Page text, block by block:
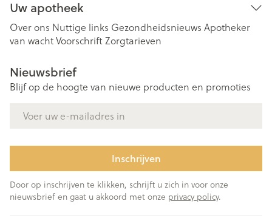
Uw apotheek
Over ons Nuttige links Gezondheidsnieuws Apotheker
van wachtVoorschriftZorgtarieven
Nieuwsbrief
Blijf op de hoogte van nieuwe producten en promoties
Inschrijven
Door op inschrijven te klikken, schrijft u zich in voor onze
nieuwsbrief en gaat u akkoord met onze privacy policy.